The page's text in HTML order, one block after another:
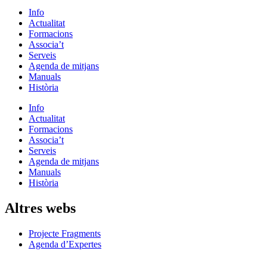
Info
Actualitat
Formacions
Associa’t
Serveis
Agenda de mitjans
Manuals
Història
Info
Actualitat
Formacions
Associa’t
Serveis
Agenda de mitjans
Manuals
Història
Altres webs
Projecte Fragments
Agenda d’Expertes